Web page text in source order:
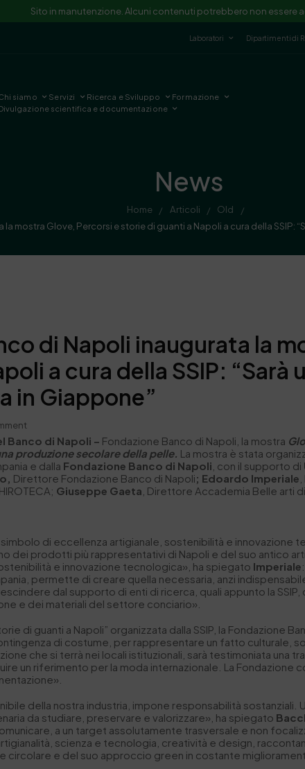
Sito in manutenzione. Alcuni contenuti potrebbero non essere
Laboratori Dipartimenti di
siamo Servizi Ricerca e Sviluppo
Formazione
scientifica e documentazione
News
Home / Articoli / Old
/
mostra Glove, Percorsi e storie di guanti a Napoli a cura della SSIP:
di Napoli inaugurata la
a cura della SSIP:
in Giappone”
Banco di Napoli – Fondazione Banco di Napoli, la mostra
produzione secolare della pelle. La mostra è stata
e dalla Fondazione Banco di Napoli , con il supporto di
Direttore Fondazione Banco di Napoli; Edoardo Imperiale
Giuseppe Gaeta , Direttore Accademia Belle arti
di eccellenza artigianale, sostenibilità e innovazione
dei prodotti più rappresentativi di Napoli e del suo antico
e innovazione tecnologica», ha spiegato Imperiale
permette di creare quella necessaria, anzi
dal supporto di enti di ricerca, quali appunto la
e dei materiali del settore conciario».
di guanti a Napoli” organizzata dalla SSIP, la Fondazione
di costume, per rappresentare un fatto culturale,
che si terrà nei locali istituzionali, sarà testimoniata
un riferimento per la moda internazionale. La Fondazione
della nostra industria, impone responsabilità
da studiare, preservare e valorizzare», ha spiegato
a un target assolutamente trasversale e non
scienza e tecnologia, creatività e design,
circolare e del suo approccio green in costante